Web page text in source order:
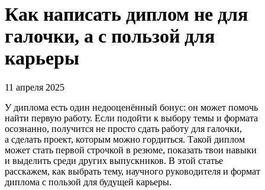
Как написать диплом не для
галочки, а с пользой для
карьеры
11 апреля 2025
У диплома есть один недооценённый бонус: он может помочь
найти первую работу. Если подойти к выбору темы и формата
осознанно, получится не просто сдать работу для галочки,
а сделать проект, которым можно гордиться. Такой диплом
может стать первой строчкой в резюме, показать твои навыки
и выделить среди других выпускников. В этой статье
расскажем, как выбрать тему, научного руководителя и формат
диплома с пользой для будущей карьеры.